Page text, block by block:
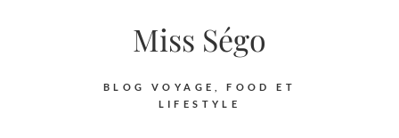
Miss Ségo
BLOG VOYAGE, FOOD ET
LIFESTYLE